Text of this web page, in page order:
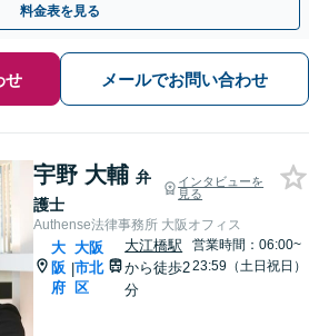
料金表を見る
せ メールでお問い合わせ
宇野 大輔 弁
護士
インタビューを
見る
Authense法律事務所 大阪オフィス
大
阪
府
|
大阪
市北
区
大江橋駅
から徒歩2
分
営業時間：06:00~
23:59（土日祝日）